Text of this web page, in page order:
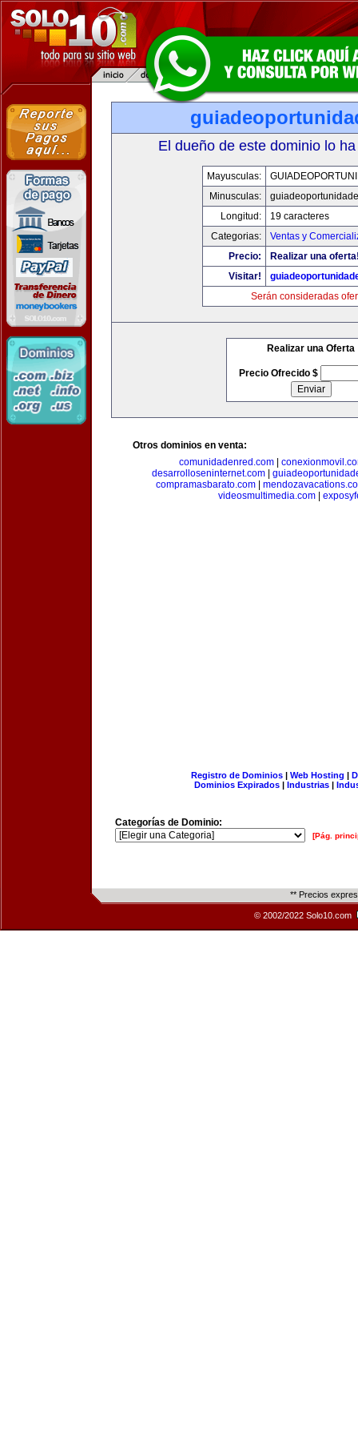
El dueño de este dominio lo
Mayusculas:
Minusculas:
Longitud:
19 caracteres
Categorias:
Ventas y
Precio:
Realizar una
Visitar!
Serán consideradas
Realizar una Oferta
Precio Ofrecido $
Otros dominios en venta:
comunidadenred.com|
desarrolloseninternet.com
compramasbarato.com|
videosmultimedia.com
Registro de Dominios| Web Hosting |
Dominios Expirados | Industrias |
Categorías de Dominio:
[Pág.
** Precios
© 2002/2022 Solo10.com